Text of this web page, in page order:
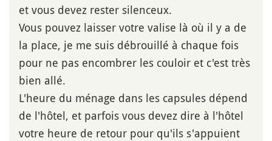
et vous devez rester silenceux.
Vous pouvez laisser votre valise là où il y a de
la place, je me suis débrouillé à chaque fois
pour ne pas encombrer les couloir et c'est très
bien allé.
L'heure du ménage dans les capsules dépend
de l'hôtel, et parfois vous devez dire à l'hôtel
votre heure de retour pour qu'ils s'appuient